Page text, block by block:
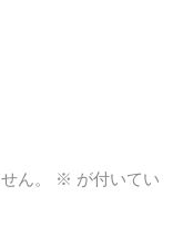
ん。 ※ が付いてい